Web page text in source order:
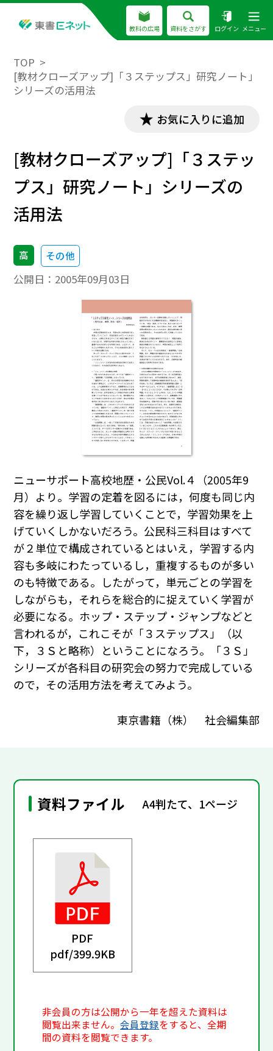
教科の広場 資料をさがす ログイン メニュー
TOP
[教材クローズアップ]「３ステップス」研究ノート」
シリーズの活用法
お気に入りに追加
[教材クローズアップ]「３ステッ
プス」研究ノート」シリーズの
活用法
高 その他
公開日： 2005年09月03日
ニューサポート高校地歴・公民Vol.４（2005年9
月）より。学習の定着を図るには，何度も同じ内
容を繰り返し学習していくことで，学習効果を上
げていくしかないだろう。公民科三科目はすべて
が２単位で構成されているとはいえ，学習する内
容も多岐にわたっているし，重複するものが多い
のも特徴である。したがって，単元ごとの学習を
しながらも，それらを総合的に捉えていく学習が
必要になる。ホップ・ステップ・ジャンプなどと
言われるが，これこそが「３ステップス」（以
下，３Ｓと略称）ということになろう。「３Ｓ」
シリーズが各科目の研究会の努力で完成している
ので，その活用方法を考えてみよう。
東京書籍（株） 社会編集部
資料ファイル A4判たて、1ページ
PDF
pdf/399.9KB
非会員の方は公開から一年を超えた資料は
閲覧出来ません。会員登録をすると、全期
間の資料を閲覧できます。